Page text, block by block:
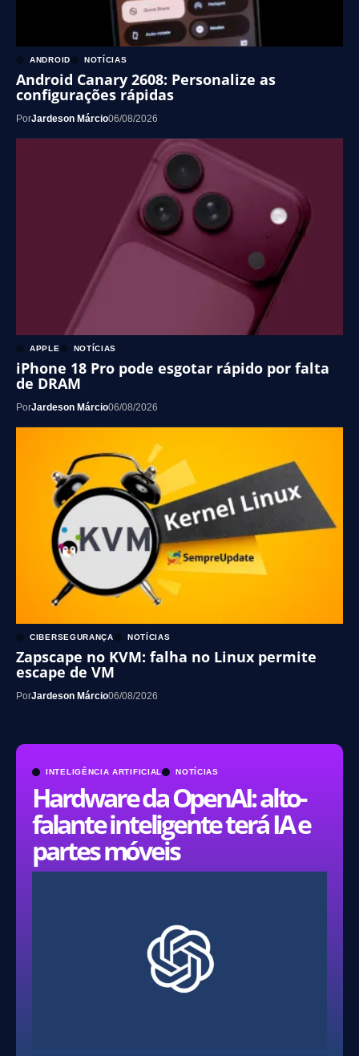
INTELIGÊNCIA ARTIFICIAL NOTÍCIAS
Hardware da OpenAI: alto-
falante inteligente terá IA e
partes móveis
ANDROID NOTÍCIAS
Android Canary 2608: Personalize as
configurações rápidas
PorJardeson Márcio06/08/2026
APPLE NOTÍCIAS
iPhone 18 Pro pode esgotar rápido por falta
de DRAM
PorJardeson Márcio06/08/2026
CIBERSEGURANÇA NOTÍCIAS
Zapscape no KVM: falha no Linux permite
escape de VM
PorJardeson Márcio06/08/2026